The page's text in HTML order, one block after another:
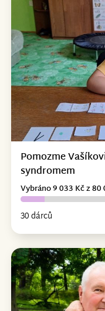
Pomozme
syndromem
30 dárců
Vybráno 9 033 Kč z 80